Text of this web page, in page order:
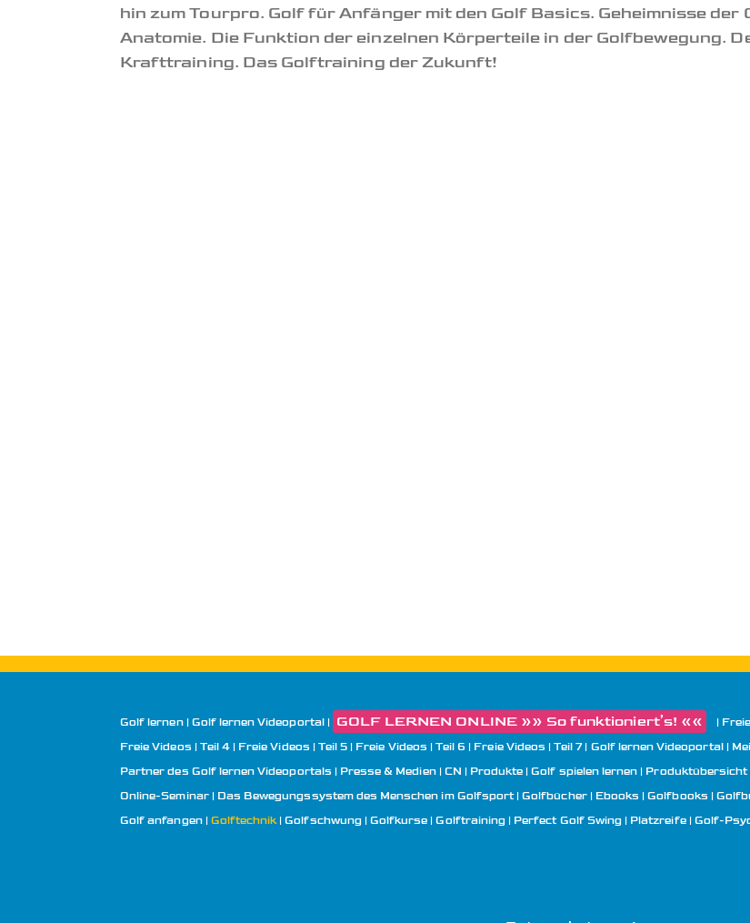
hin zum Tourpro. Golf für Anfänger mit den Golf Basics. Geheimnisse
Anatomie. Die Funktion der einzelnen Körperteile in der Golfbewegung.
Krafttraining. Das Golftraining der Zukunft!
Golf lernen Golf lernen Videoportal GOLF LERNEN ONLINE »» So funktioniert’s! ««
Freie Videos | Teil 4
Freie Videos | Teil 5 Freie Videos | Teil 6 Freie Videos | Teil 7 Golf lernen Videoportal |
Partner des Golf lernen Videoportals
Presse & Medien CN Produkte
Golf spielen lernen | Produktübersicht
Online-Seminar | Das Bewegungssystem des Menschen im Golfsport
Golfbücher | Ebooks | Golfbooks
Golf anfangen
Golftechnik Golfschwung Golfkurse Golftraining Perfect Golf Swing Platzreife Golf-